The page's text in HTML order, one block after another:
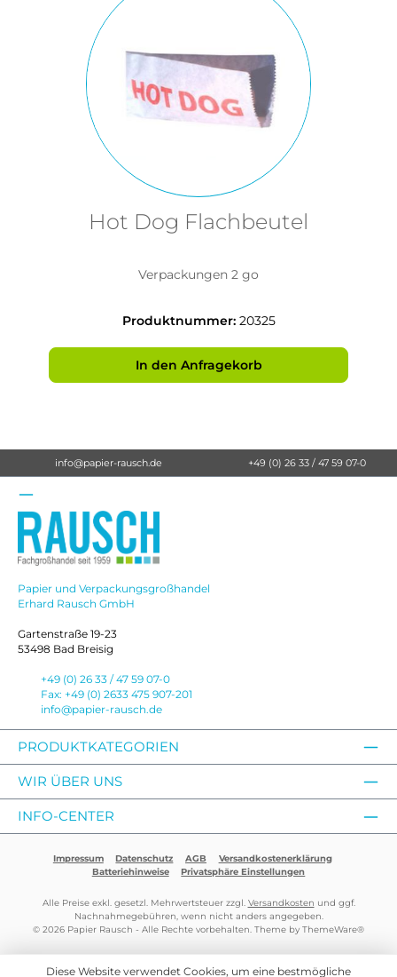
Hot Dog Flachbeutel
Verpackungen 2 go
Produktnummer: 20325
In den Anfragekorb
info@papier-rausch.de +49 (0) 26 33 / 47 59 07-0
Papier und Verpackungsgroßhandel
Erhard Rausch GmbH
Gartenstraße 19-23
53498 Bad Breisig
+49 (0) 26 33 / 47 59 07-0
Fax: +49 (0) 2633 475 907-201
info@papier-rausch.de
PRODUKTKATEGORIEN
WIR ÜBER UNS
INFO-CENTER
Impressum Datenschutz AGB
Versandkostenerklärung
Batteriehinweise
Privatsphäre Einstellungen
Alle Preise exkl. gesetzl. Mehrwertsteuer zzgl. Versandkosten und ggf.
Nachnahmegebühren, wenn nicht anders angegeben.
© 2026 Papier Rausch - Alle Rechte vorbehalten. Theme by ThemeWare®
Diese Website verwendet Cookies, um eine bestmögliche